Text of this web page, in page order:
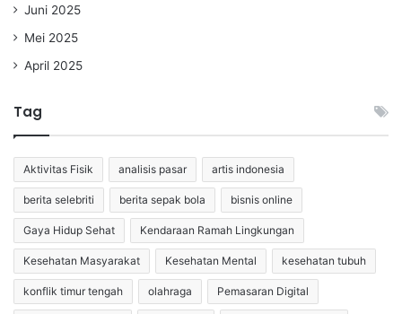
Juni 2025
Mei 2025
April 2025
Tag
Aktivitas Fisik analisis pasar artis indonesia
berita selebriti berita sepak bola bisnis online
Gaya Hidup Sehat Kendaraan Ramah Lingkungan
Kesehatan Masyarakat Kesehatan Mental kesehatan tubuh
konflik timur tengah olahraga Pemasaran Digital